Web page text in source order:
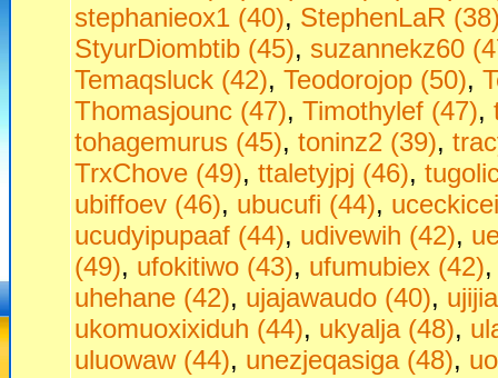
stephanieox1 (40), StephenLaR
StyurDiombtib (45), suzannekz60
Temaqsluck (42), Teodorojop (50),
Thomasjounc (47), Timothylef (47),
tohagemurus (45), toninz2 (39),
TrxChove (49), ttaletyjpj (46),
ubiffoev (46), ubucufi (44),
ucudyipupaaf (44), udivewih (42),
(49), ufokitiwo (43), ufumubiex (42)
uhehane (42), ujajawaudo (40),
ukomuoxixiduh (44), ukyalja (48),
uluowaw (44), unezjeqasiga (48),